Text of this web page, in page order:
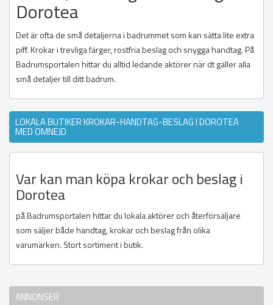
Dorotea
Det är ofta de små detaljerna i badrummet som kan sätta lite extra
piff. Krokar i trevliga färger, rostfria beslag och snygga handtag. På
Badrumsportalen hittar du alltid ledande aktörer när dt gäller alla
små detaljer till ditt badrum.
LOKALA BUTIKER KROKAR-HANDTAG-BESLAG I DOROTEA
MED OMNEJD
Var kan man köpa krokar och beslag i
Dorotea
på Badrumsportalen hittar du lokala aktörer och återförsäljare
som säljer både handtag, krokar och beslag från olika
varumärken. Stort sortiment i butik.
ANNONSER